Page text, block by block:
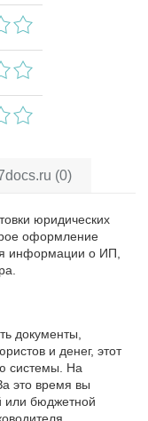
(0)
юридических
оформление
информации о ИП,
документы,
и денег, этот
системы. На
это время вы
или бюджетной